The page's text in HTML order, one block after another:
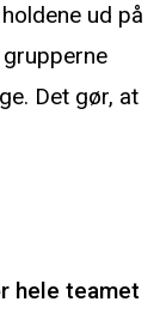
ud på
Det gør, at
hele teamet